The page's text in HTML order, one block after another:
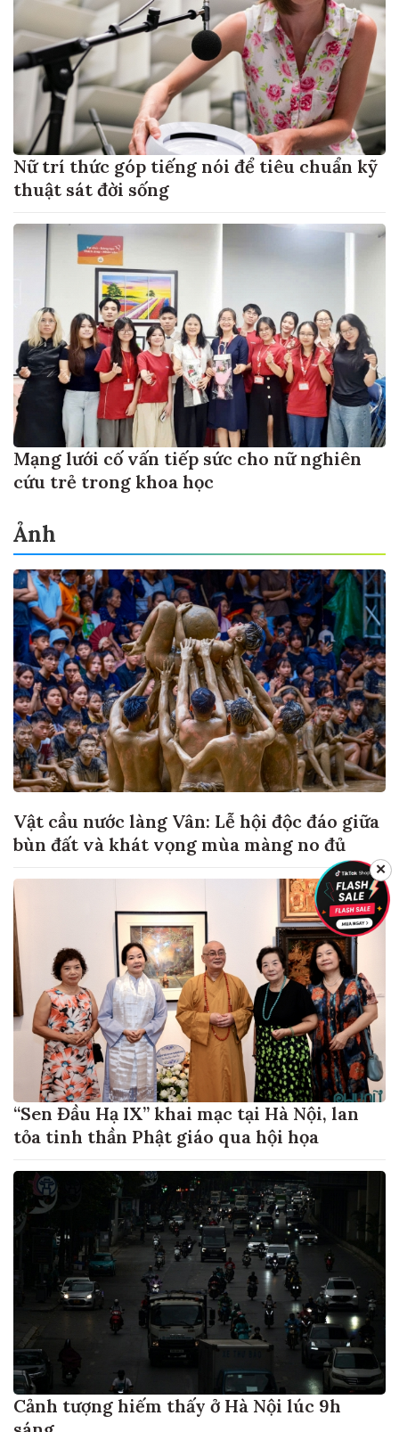
Nữ trí thức góp tiếng nói để tiêu chuẩn kỹ
thuật sát đời sống
Mạng lưới cố vấn tiếp sức cho nữ nghiên
cứu trẻ trong khoa học
Ảnh
Vật cầu nước làng Vân: Lễ hội độc đáo giữa
bùn đất và khát vọng mùa màng no đủ
“Sen Đầu Hạ IX” khai mạc tại Hà Nội, lan
tỏa tinh thần Phật giáo qua hội họa
Cảnh tượng hiếm thấy ở Hà Nội lúc 9h
✕